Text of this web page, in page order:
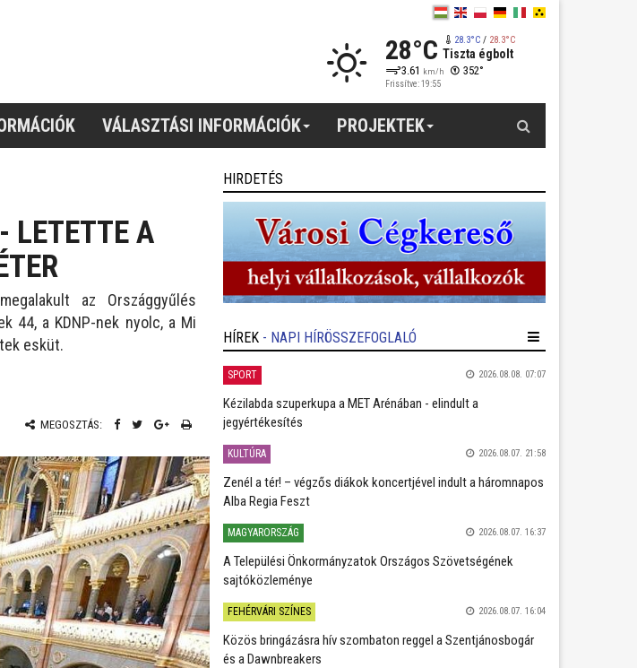
28°C 28.3°C/ 28.3°C
Tiszta égbolt
3.61 km/h 352°
Frissítve: 19:55
VÁLASZTÁSI INFORMÁCIÓK PROJEKTEK
LETETTE A
az Országgyűlés
44, a KDNP-nek nyolc, a Mi
esküt.
MEGOSZTÁS:
HIRDETÉS
HÍREK - NAPI HÍRÖSSZEFOGLALÓ
SPORT 2026.08.08. 07:07
Kézilabda szuperkupa a MET Arénában - elindult a
jegyértékesítés
KULTÚRA 2026.08.07. 21:58
Zenél a tér! – végzős diákok koncertjével indult a háromnapos
Alba Regia Feszt
MAGYARORSZÁG 2026.08.07. 16:37
A Települési Önkormányzatok Országos Szövetségének
sajtóközleménye
FEHÉRVÁRI SZÍNES 2026.08.07. 16:04
Közös bringázásra hív szombaton reggel a Szentjánosbogár
és a Dawnbreakers